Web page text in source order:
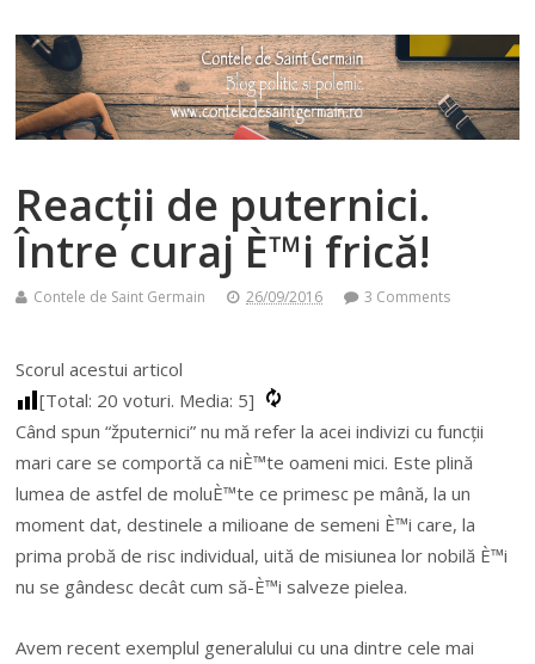
Reacții de puternici.
Între curaj È™i frică!
Contele de Saint Germain 26/09/2016 3 Comments
Scorul acestui articol
[Total: 20 voturi. Media: 5]
Când spun “žputernici” nu mă refer la acei indivizi cu funcții
mari care se comportă ca niÈ™te oameni mici. Este plină
lumea de astfel de moluÈ™te ce primesc pe mână, la un
moment dat, destinele a milioane de semeni È™i care, la
prima probă de risc individual, uită de misiunea lor nobilă È™i
nu se gândesc decât cum să-È™i salveze pielea.
Avem recent exemplul generalului cu una dintre cele mai